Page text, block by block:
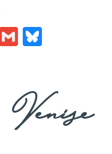
G
l
s
k
Venise